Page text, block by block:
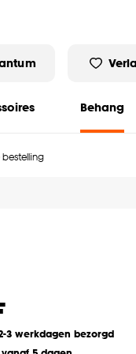
Behang
3 werkdagen bezorgd